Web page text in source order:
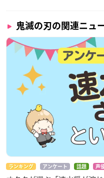
鬼滅の刃の関連ニュ
ランキング アンケート 話題 声